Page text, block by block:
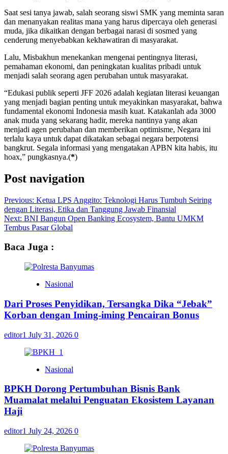
Saat sesi tanya jawab, salah seorang siswi SMK yang meminta saran
dan menanyakan realitas mana yang harus dipercaya oleh generasi
muda, jika dikaitkan dengan berbagai narasi di sosmed yang
cenderung menyebabkan kekhawatiran di masyarakat.
Lalu, Misbakhun menekankan mengenai pentingnya literasi,
pemahaman ekonomi, dan peningkatan kualitas pribadi untuk
menjadi salah seorang agen perubahan untuk masyarakat.
“Edukasi publik seperti JFF 2026 adalah kegiatan literasi keuangan
yang menjadi bagian penting untuk meyakinkan masyarakat, bahwa
fundamental ekonomi Indonesia masih kuat. Katakanlah ada 3000
anak muda yang sekarang hadir, mereka nantinya yang akan
menjadi agen perubahan dan memberikan optimisme, Negara ini
terlalu kaya untuk dapat dikatakan sebagai negara berpotensi
bangkrut. Segala informasi yang mengatakan APBN kita habis, itu
hoax,” pungkasnya.(*)
Post navigation
Previous: Ketua LPS Anggito: Teknologi Harus Tumbuh Seiring
dengan Literasi, Etika dan Tanggung Jawab Finansial
Next: BNI Bangun Open Banking Ecosystem, Bantu UMKM
Tembus Pasar Global
Baca Juga :
Nasional
Dari Proses Penyidikan, Tersangka Dika “Jebak”
Korban dengan Iming-iming Pencairan Bonus
editor1 July 31, 2026 0
Nasional
BPKH Dorong Pertumbuhan Bisnis Bank
Muamalat melalui Penguatan Ekosistem Layanan
Haji
editor1 July 24, 2026 0